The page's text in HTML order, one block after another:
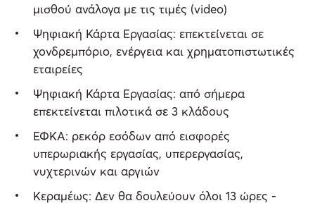
μισθού ανάλογα με τις τιμές (video)
Ψηφιακή Κάρτα Εργασίας: επεκτείνεται σε
χονδρεμπόριο, ενέργεια και χρηματοπιστωτικές
εταιρείες
Ψηφιακή Κάρτα Εργασίας: από σήμερα
επεκτείνεται πιλοτικά σε 3 κλάδους
ΕΦΚΑ: ρεκόρ εσόδων από εισφορές
υπερωριακής εργασίας, υπερεργασίας,
νυχτερινών και αργιών
Κεραμέως: Δεν θα δουλεύουν όλοι 13 ώρες -